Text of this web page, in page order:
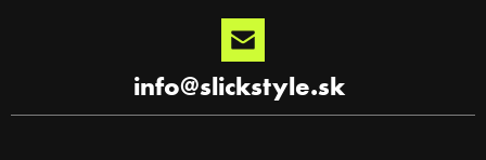
info@slickstyle.sk